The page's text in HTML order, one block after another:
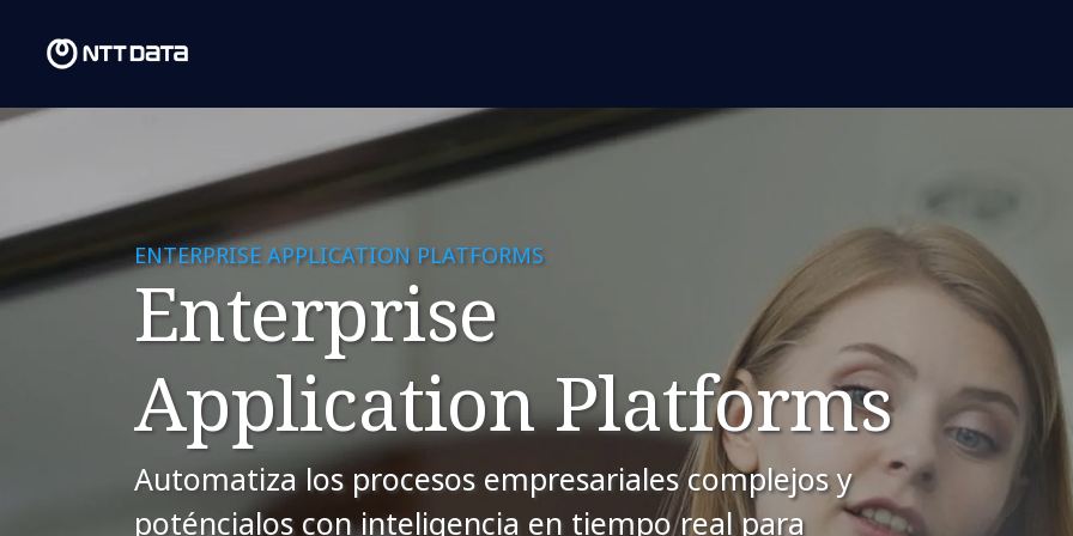
ENTERPRISE APPLICATION PLATFORMS
Enterprise
Application Platforms
Automatiza los procesos empresariales complejos y
poténcialos con inteligencia en tiempo real para